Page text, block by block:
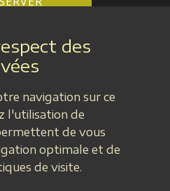
et Denis GAIGNON
85200 Montreuil
:casa.upupa@gmail.com
des données privées
de Vente-Plan du site
des
navigation sur ce
l'utilisation de
de vous
optimale et de
de visite.